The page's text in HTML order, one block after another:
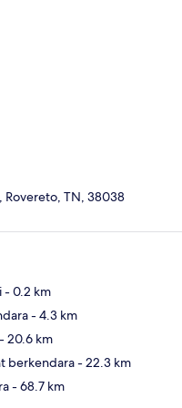
Rovereto, TN, 38038
- 0.2 km
- 4.3 km
- 20.6 km
berkendara- 22.3 km
- 68.7 km